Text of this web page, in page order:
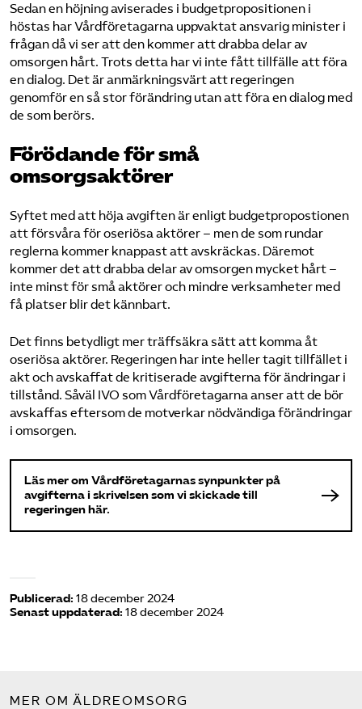
Sedan en höjning aviserades i budgetpropositionen i
höstas har Vårdföretagarna uppvaktat ansvarig minister i
frågan då vi ser att den kommer att drabba delar av
omsorgen hårt. Trots detta har vi inte fått tillfälle att föra
en dialog. Det är anmärkningsvärt att regeringen
genomför en så stor förändring utan att föra en dialog med
de som berörs.
Förödande för små
omsorgsaktörer
Syftet med att höja avgiften är enligt budgetpropostionen
att försvåra för oseriösa aktörer – men de som rundar
reglerna kommer knappast att avskräckas. Däremot
kommer det att drabba delar av omsorgen mycket hårt –
inte minst för små aktörer och mindre verksamheter med
få platser blir det kännbart.
Det finns betydligt mer träffsäkra sätt att komma åt
oseriösa aktörer. Regeringen har inte heller tagit tillfället i
akt och avskaffat de kritiserade avgifterna för ändringar i
tillstånd. Såväl IVO som Vårdföretagarna anser att de bör
avskaffas eftersom de motverkar nödvändiga förändringar
i omsorgen.
Läs mer om Vårdföretagarnas synpunkter på
avgifterna i skrivelsen som vi skickade till
regeringen här.
Publicerad: 18 december 2024
Senast uppdaterad: 18 december 2024
MER OM ÄLDREOMSORG